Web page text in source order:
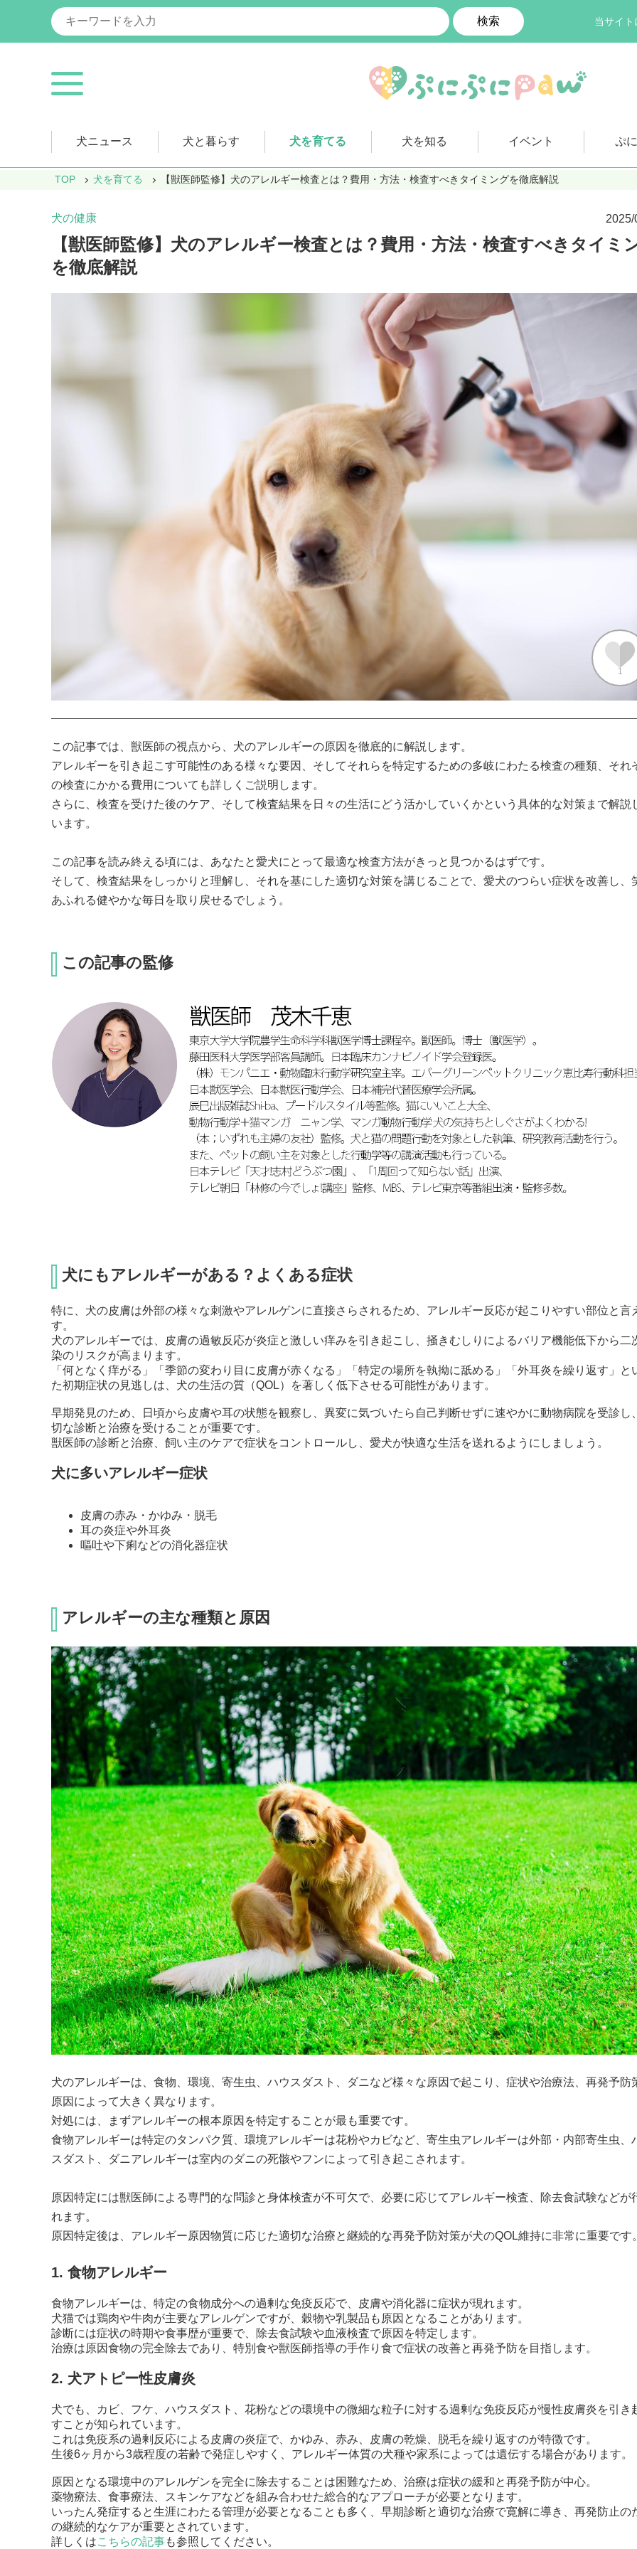
検索 当サイト
犬ニュース 犬と暮らす 犬を育てる 犬を知る イベント ぷ
TOP 犬を育てる 【獣医師監修】犬のアレルギー検査とは？費用・方法・検査すべきタイミングを徹底解説
犬の健康 2025/
【獣医師監修】犬のアレルギー検査とは？費用・方法・検査すべきタイミ
を徹底解説
1
この記事では、獣医師の視点から、犬のアレルギーの原因を徹底的に解説します。
アレルギーを引き起こす可能性のある様々な要因、そしてそれらを特定するための多岐にわたる検査の種類、それ
の検査にかかる費用についても詳しくご説明します。
さらに、検査を受けた後のケア、そして検査結果を日々の生活にどう活かしていくかという具体的な対策まで解説
います。
この記事を読み終える頃には、あなたと愛犬にとって最適な検査方法がきっと見つかるはずです。
そして、検査結果をしっかりと理解し、それを基にした適切な対策を講じることで、愛犬のつらい症状を改善し、
あふれる健やかな毎日を取り戻せるでしょう。
この記事の監修
犬にもアレルギーがある？よくある症状
特に、犬の皮膚は外部の様々な刺激やアレルゲンに直接さらされるため、アレルギー反応が起こりやすい部位と言
す。
犬のアレルギーでは、皮膚の過敏反応が炎症と激しい痒みを引き起こし、掻きむしりによるバリア機能低下から二
染のリスクが高まります。
「何となく痒がる」「季節の変わり目に皮膚が赤くなる」「特定の場所を執拗に舐める」「外耳炎を繰り返す」と
た初期症状の見逃しは、犬の生活の質（QOL）を著しく低下させる可能性があります。
早期発見のため、日頃から皮膚や耳の状態を観察し、異変に気づいたら自己判断せずに速やかに動物病院を受診し
切な診断と治療を受けることが重要です。
獣医師の診断と治療、飼い主のケアで症状をコントロールし、愛犬が快適な生活を送れるようにしましょう。
犬に多いアレルギー症状
皮膚の赤み・かゆみ・脱毛
耳の炎症や外耳炎
嘔吐や下痢などの消化器症状
アレルギーの主な種類と原因
犬のアレルギーは、食物、環境、寄生虫、ハウスダスト、ダニなど様々な原因で起こり、症状や治療法、再発予防
原因によって大きく異なります。
対処には、まずアレルギーの根本原因を特定することが最も重要です。
食物アレルギーは特定のタンパク質、環境アレルギーは花粉やカビなど、寄生虫アレルギーは外部・内部寄生虫、
スダスト、ダニアレルギーは室内のダニの死骸やフンによって引き起こされます。
原因特定には獣医師による専門的な問診と身体検査が不可欠で、必要に応じてアレルギー検査、除去食試験などが
れます。
原因特定後は、アレルギー原因物質に応じた適切な治療と継続的な再発予防対策が犬のQOL維持に非常に重要です。
1. 食物アレルギー
食物アレルギーは、特定の食物成分への過剰な免疫反応で、皮膚や消化器に症状が現れます。
犬猫では鶏肉や牛肉が主要なアレルゲンですが、穀物や乳製品も原因となることがあります。
診断には症状の時期や食事歴が重要で、除去食試験や血液検査で原因を特定します。
治療は原因食物の完全除去であり、特別食や獣医師指導の手作り食で症状の改善と再発予防を目指します。
2. 犬アトピー性皮膚炎
犬でも、カビ、フケ、ハウスダスト、花粉などの環境中の微細な粒子に対する過剰な免疫反応が慢性皮膚炎を引き
すことが知られています。
これは免疫系の過剰反応による皮膚の炎症で、かゆみ、赤み、皮膚の乾燥、脱毛を繰り返すのが特徴です。
生後6ヶ月から3歳程度の若齢で発症しやすく、アレルギー体質の犬種や家系によっては遺伝する場合があります。
原因となる環境中のアレルゲンを完全に除去することは困難なため、治療は症状の緩和と再発予防が中心。
薬物療法、食事療法、スキンケアなどを組み合わせた総合的なアプローチが必要となります。
いったん発症すると生涯にわたる管理が必要となることも多く、早期診断と適切な治療で寛解に導き、再発防止の
の継続的なケアが重要とされています。
詳しくはこちらの記事も参照してください。